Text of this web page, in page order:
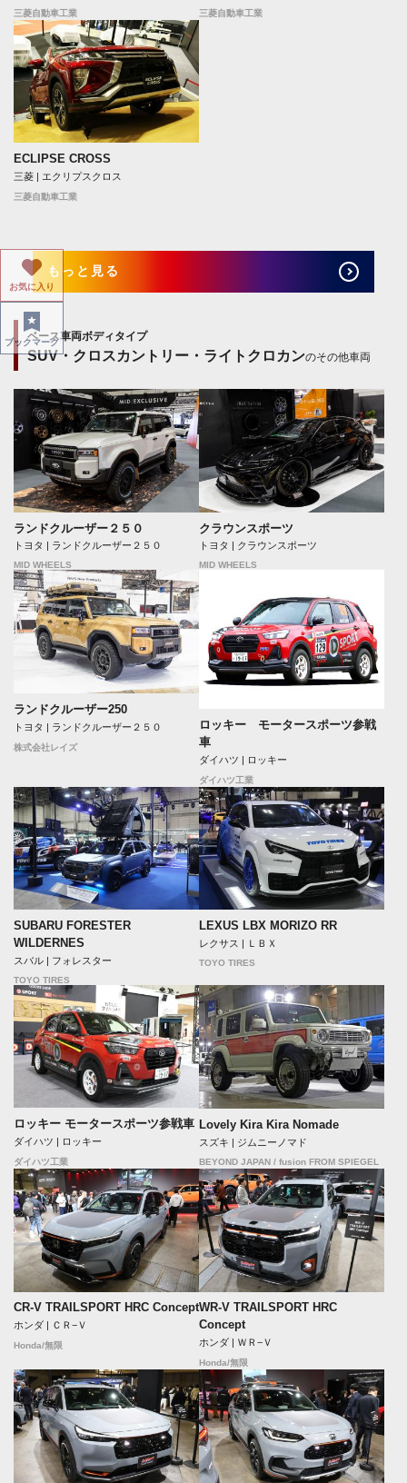
三菱自動車工業 三菱自動車工業
ECLIPSE CROSS
三菱 | エクリプスクロス
三菱自動車工業
もっと見る
ベース車両ボディタイプ
SUV・クロスカントリー・ライトクロカンのその他車両
ランドクルーザー２５０
トヨタ | ランドクルーザー２５０
MID WHEELS
クラウンスポーツ
トヨタ | クラウンスポーツ
MID WHEELS
ランドクルーザー250
トヨタ | ランドクルーザー２５０
株式会社レイズ
ロッキー モータースポーツ参戦
車
ダイハツ | ロッキー
ダイハツ工業
SUBARU FORESTER
WILDERNES
スバル | フォレスター
TOYO TIRES
LEXUS LBX MORIZO RR
レクサス | ＬＢＸ
TOYO TIRES
ロッキー モータースポーツ参戦車
ダイハツ | ロッキー
ダイハツ工業
Lovely Kira Kira Nomade
スズキ | ジムニーノマド
BEYOND JAPAN / fusion FROM SPIEGEL
CR-V TRAILSPORT HRC Concept
ホンダ | ＣＲ−Ｖ
Honda/無限
WR-V TRAILSPORT HRC
Concept
ホンダ | ＷＲ−Ｖ
Honda/無限
お気に入り
ブックマーク